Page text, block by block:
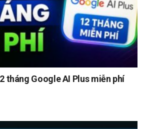
tháng Google AI Plus miễn phí